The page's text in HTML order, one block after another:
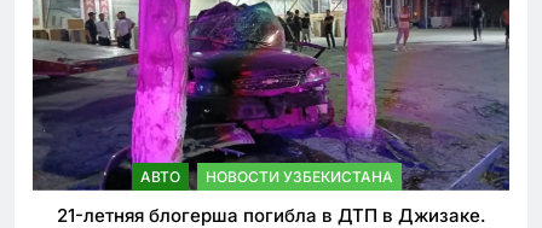
АВТО НОВОСТИ УЗБЕКИСТАНА
21-летняя блогерша погибла в ДТП в Джизаке.